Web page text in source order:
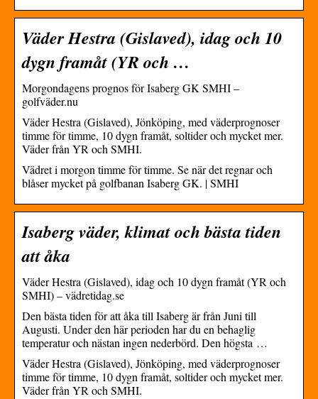
Väder Hestra (Gislaved), idag och 10
dygn framåt (YR och …
Morgondagens prognos för Isaberg GK SMHI –
golfväder.nu
Väder Hestra (Gislaved), Jönköping, med väderprognoser
timme för timme, 10 dygn framåt, soltider och mycket mer.
Väder från YR och SMHI.
Vädret i morgon timme för timme. Se när det regnar och
blåser mycket på golfbanan Isaberg GK. | SMHI
Isaberg väder, klimat och bästa tiden
att åka
Väder Hestra (Gislaved), idag och 10 dygn framåt (YR och
SMHI) – vädretidag.se
Den bästa tiden för att åka till Isaberg är från Juni till
Augusti. Under den här perioden har du en behaglig
temperatur och nästan ingen nederbörd. Den högsta …
Väder Hestra (Gislaved), Jönköping, med väderprognoser
timme för timme, 10 dygn framåt, soltider och mycket mer.
Väder från YR och SMHI.